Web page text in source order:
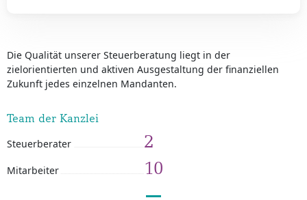
Die Qualität unserer Steuerberatung liegt in der
zielorientierten und aktiven Ausgestaltung der finanziellen
Zukunft jedes einzelnen Mandanten.
Team der Kanzlei
Steuerberater 2
Mitarbeiter 10